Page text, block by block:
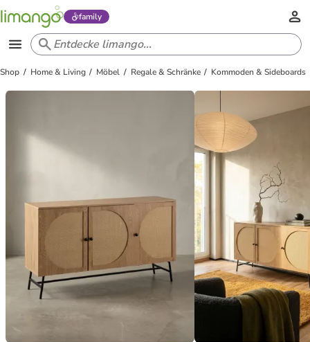
family
Shop Home & Living Möbel Regale & Schränke Kommoden & Sideboards